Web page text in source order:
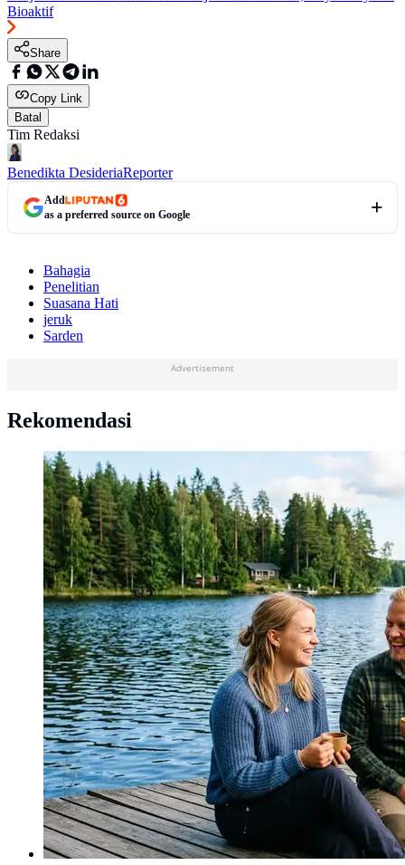
Bioaktif
Share
Copy Link
Batal
Tim Redaksi
Benedikta DesideriaReporter
Add
as a preferred source on Google
Bahagia
Penelitian
Suasana Hati
jeruk
Sarden
Advertisement
Rekomendasi